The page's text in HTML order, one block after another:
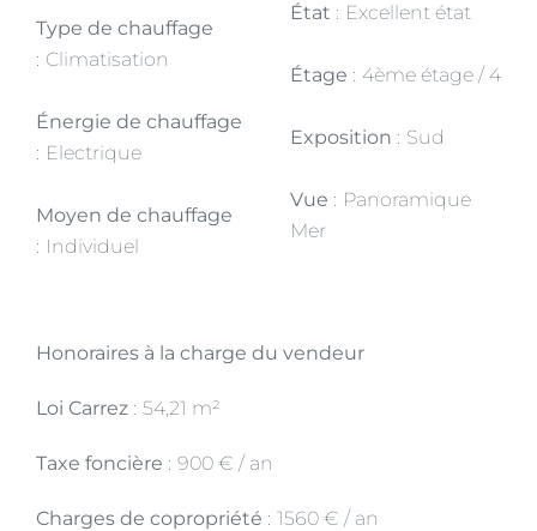
Type de chauffage
Climatisation
Énergie de chauffage
Electrique
Moyen de chauffage
Individuel
État Excellent état
Étage 4ème étage / 4
Exposition Sud
Vue
Panoramique
Mer
Honoraires à la charge du vendeur
Loi Carrez 54,21 m²
Taxe foncière 900 € / an
Charges de copropriété 1560 € / an